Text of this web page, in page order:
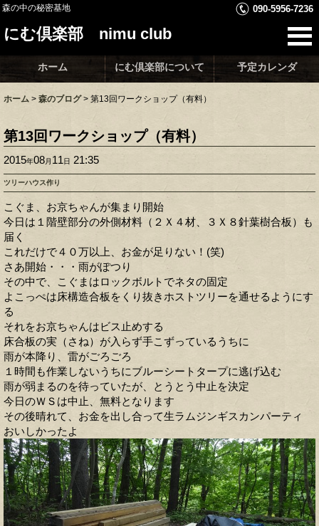
森の中の秘密基地 090-5956-7236
にむ倶楽部 nimu club
ホーム にむ倶楽部について 予定カレンダ
ホーム > 森のブログ > 第13回ワークショップ（有料）
第13回ワークショップ（有料）
2015年08月 11日 21:35
ツリーハウス作り
こぐま、お京ちゃんが集まり開始
今日は１階壁部分の外側材料（２Ｘ４材、３Ｘ８針葉樹合板）も
届く
これだけで４０万以上、お金が足りない！(笑)
さあ開始・・・雨がぽつり
その中で、こぐまはロックボルトでネタの固定
よこっぺは床構造合板をくり抜きホストツリーを通せるようにす
る
それをお京ちゃんはビス止めする
床合板の実（さね）が入らず手こずっているうちに
雨が本降り、雷がごろごろ
１時間も作業しないうちにブルーシートタープに逃げ込む
雨が弱まるのを待っていたが、とうとう中止を決定
今日のＷＳは中止、無料となります
その後晴れて、お金を出し合って生ラムジンギスカンパーティ
おいしかったよ